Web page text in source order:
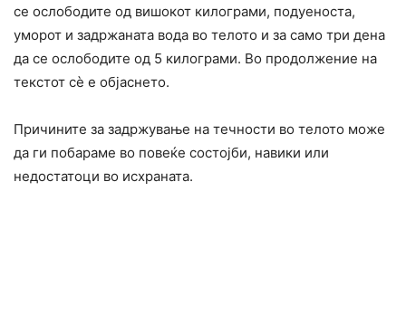
се ослободите од вишокот килограми, подуеноста,
уморот и задржаната вода во телото и за само три дена
да се ослободите од 5 килограми. Во продолжение на
текстот сè е објаснето.
Причините за задржување на течности во телото може
да ги побараме во повеќе состојби, навики или
недостатоци во исхраната.